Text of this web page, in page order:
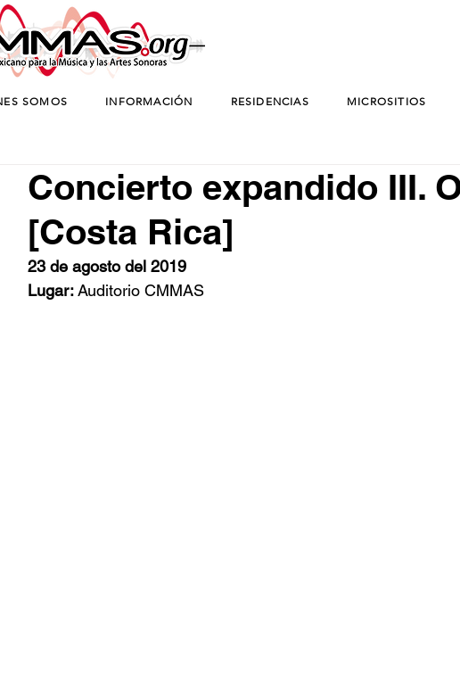
SOMOS INFORMACIÓN RESIDENCIAS MICROSITIOS
Concierto expandido III.
[Costa Rica]
23 de agosto del 2019
Lugar: Auditorio CMMAS